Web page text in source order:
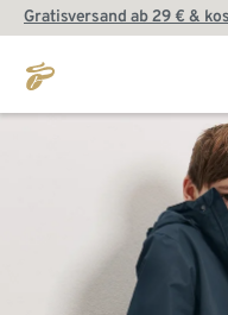
Gratisversand ab 29 € &